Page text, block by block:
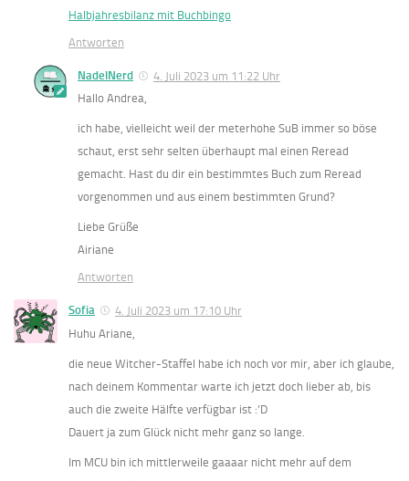
Halbjahresbilanz mit Buchbingo
Antworten
NadelNerd
4. Juli 2023 um 11:22 Uhr
Hallo Andrea,
ich habe, vielleicht weil der meterhohe SuB immer so böse
schaut, erst sehr selten überhaupt mal einen Reread
gemacht. Hast du dir ein bestimmtes Buch zum Reread
vorgenommen und aus einem bestimmten Grund?
Liebe Grüße
Airiane
Antworten
Sofia
4. Juli 2023 um 17:10 Uhr
Huhu Ariane,
die neue Witcher-Staffel habe ich noch vor mir, aber ich glaube,
nach deinem Kommentar warte ich jetzt doch lieber ab, bis
auch die zweite Hälfte verfügbar ist :’D
Dauert ja zum Glück nicht mehr ganz so lange.
Im MCU bin ich mittlerweile gaaaar nicht mehr auf dem